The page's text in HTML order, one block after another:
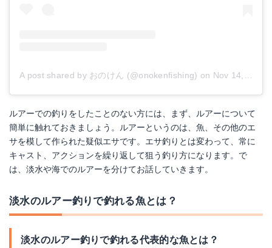
A post shared by おのけん (@onokenfishing) on Nov 14, 2018 at 7:18pm PST
ルアーでの釣りをしたことのない方には、まず、ルアーについて
簡単に触れておきましょう。ルアーというのは、魚、その他のエ
サを模して作られた疑似エサです。エサ釣りとは変わって、常に
キャスト、アクションを繰り返して狙う釣り方になります。で
は、淡水や海でのルアーを分けてお話していきます。
淡水のルアー釣りで釣れる魚とは？
淡水のルアー釣りで釣れる代表的な魚とは？